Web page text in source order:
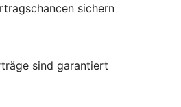
sichern
sind garantiert